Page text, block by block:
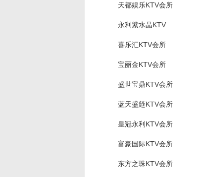
天都娱乐KTV会所
永利紫水晶KTV
喜乐汇KTV会所
宝丽金KTV会所
盛世宝鼎KTV会所
蓝天盛筵KTV会所
皇冠永利KTV会所
富豪国际KTV会所
东方之珠KTV会所